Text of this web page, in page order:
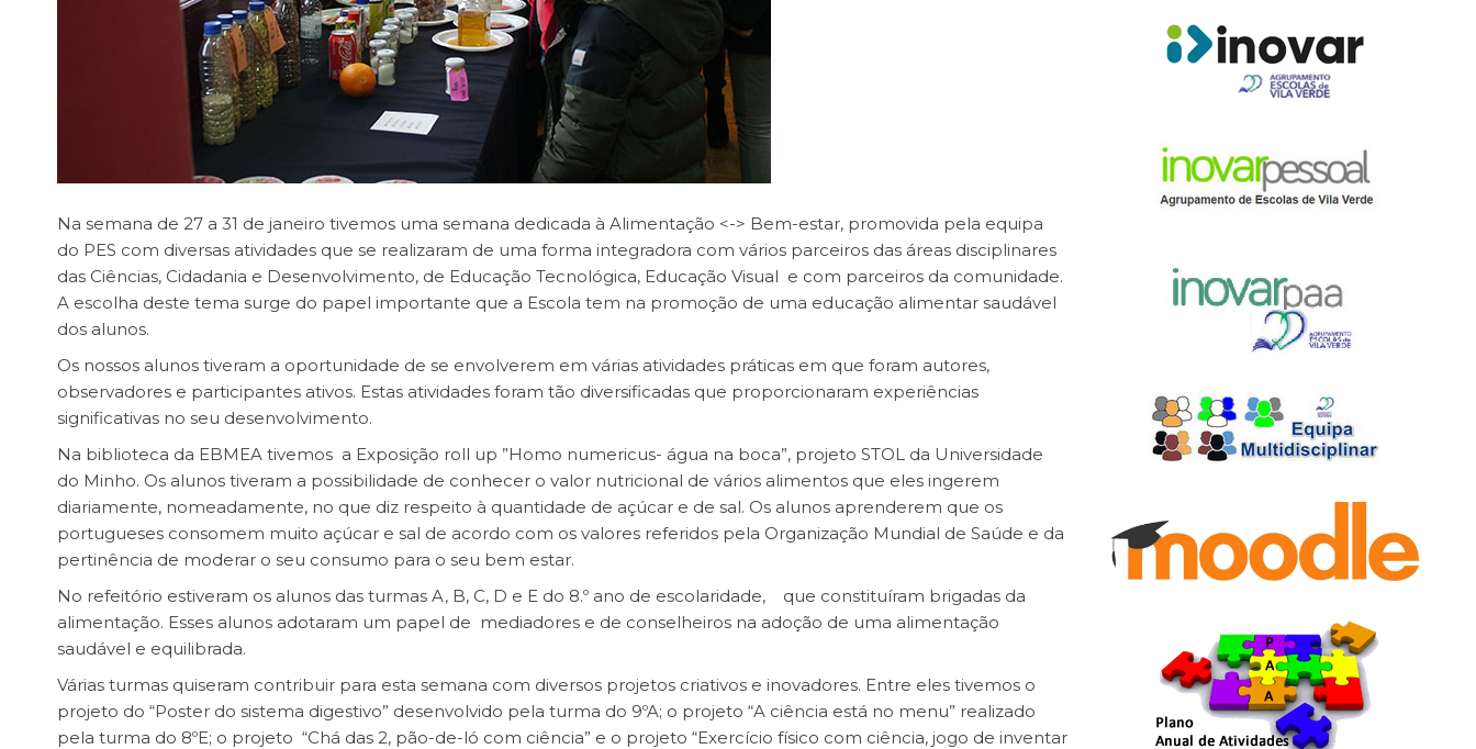
Na semana de 27 a 31 de janeiro tivemos uma semana dedicada à Alimentação <-> Bem-estar, promovida pela equipa
do PES com diversas atividades que se realizaram de uma forma integradora com vários parceiros das áreas disciplinares
das Ciências, Cidadania e Desenvolvimento, de Educação Tecnológica, Educação Visual e com parceiros da comunidade.
A escolha deste tema surge do papel importante que a Escola tem na promoção de uma educação alimentar saudável
dos alunos.
Os nossos alunos tiveram a oportunidade de se envolverem em várias atividades práticas em que foram autores,
observadores e participantes ativos. Estas atividades foram tão diversificadas que proporcionaram experiências
significativas no seu desenvolvimento.
Na biblioteca da EBMEA tivemos a Exposição roll up ”Homo numericus- água na boca”, projeto STOL da Universidade
do Minho. Os alunos tiveram a possibilidade de conhecer o valor nutricional de vários alimentos que eles ingerem
diariamente, nomeadamente, no que diz respeito à quantidade de açúcar e de sal. Os alunos aprenderem que os
portugueses consomem muito açúcar e sal de acordo com os valores referidos pela Organização Mundial de Saúde e da
pertinência de moderar o seu consumo para o seu bem estar.
No refeitório estiveram os alunos das turmas A, B, C, D e E do 8.º ano de escolaridade, que constituíram brigadas da
alimentação. Esses alunos adotaram um papel de mediadores e de conselheiros na adoção de uma alimentação
saudável e equilibrada.
Várias turmas quiseram contribuir para esta semana com diversos projetos criativos e inovadores. Entre eles tivemos o
projeto do “Poster do sistema digestivo” desenvolvido pela turma do 9ºA; o projeto “A ciência está no menu” realizado
pela turma do 8ºE; o projeto “Chá das 2, pão-de-ló com ciência” e o projeto “Exercício físico com ciência, jogo de inventar